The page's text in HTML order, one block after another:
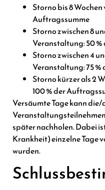
Storno bis 8
Auftragssumme
Storno zwischen 8
Veranstaltung: 50
Storno zwischen 4
Veranstaltung: 75
Storno kürzer als 2
100 % der
Versäumte Tage kann
später nachholen. Dabei
Krankheit) einzelne Tage
wurden.